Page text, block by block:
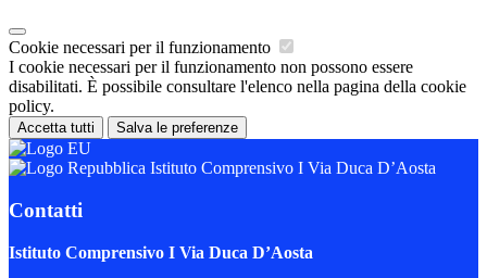
Cookie necessari per il funzionamento
I cookie necessari per il funzionamento non possono essere
disabilitati. È possibile consultare l'elenco nella pagina della cookie
policy.
Accetta tutti Salva le preferenze
Istituto Comprensivo I Via Duca D’Aosta
Contatti
Istituto Comprensivo I Via Duca D’Aosta